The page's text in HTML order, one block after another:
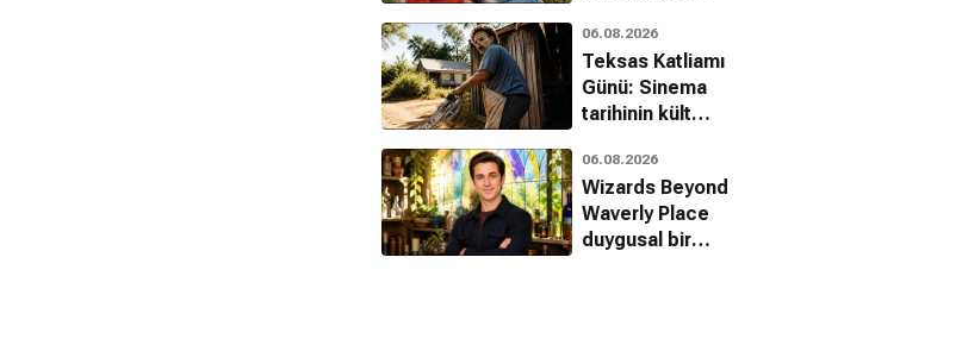
belgesel geliyor
06.08.2026
Teksas Katliamı
Günü: Sinema
tarihinin kült
06.08.2026
Wizards Beyond
Waverly Place
duygusal bir